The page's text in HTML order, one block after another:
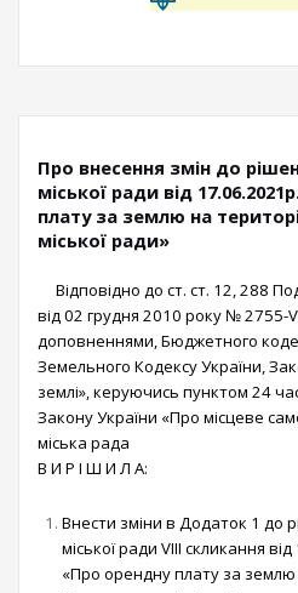
Про внесення змін до
міської ради від
плату за землю на
міської ради»
Відповідно до ст. ст. 12, 288
від 02 грудня 2010 року № 2755-VI
доповненнями, Бюджетного
Земельного Кодексу України,
землі», керуючись пунктом 24
Закону України «Про місцеве
міська рада
В И Р І Ш И Л А:
Внести зміни в Додаток 1 до
міської ради VIII скликання
«Про орендну плату за землю